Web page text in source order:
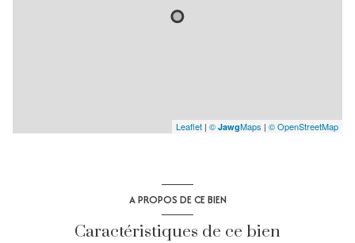
Leaflet | © JawgMaps | © OpenStreetMap
A PROPOS DE CE BIEN
Caractéristiques de ce bien